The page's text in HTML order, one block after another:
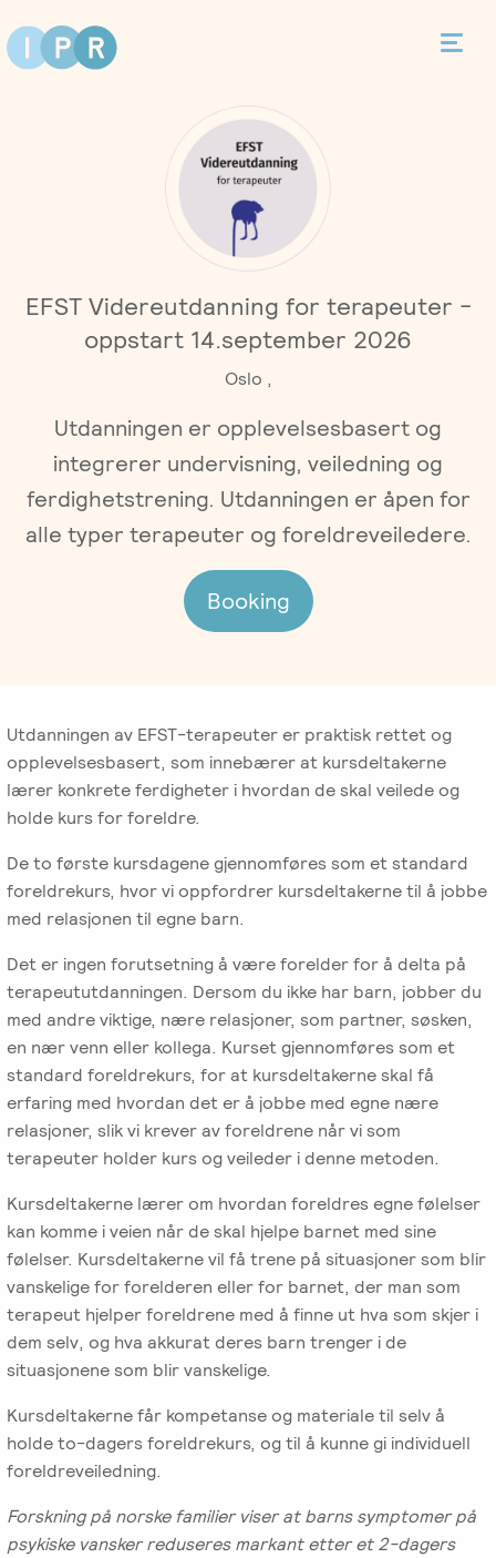
Individualterapi
Foreldreveiledning
Gruppeterapi
Arbeidsrettet
behandling
Priser
Bergen
Oslo
Kurs
Trykk
EFT
-
Spesialistutdanning
for
EFT
-
Videreutdanning
for
terapeuter
EFST
-
Videreutdanning
for
terapeuter
EFT-
C
-
i
parterapi
Emosjonsfokusert
foreldrekurs
Om oss
IPR
Innsikt
ved
IPR
Videoer
om
følelser
Psyflix
Ofte
stilte
spørsmål
Spisskompetanse
(EFT)
Sakkyndig
arbeid
Forskning
i
EFT
Arbeidsrettet
behandling
Adopsjonsrapport
Om
Norsk
Institutt
Emosjonsfokusert
Terapi
(NIEFT)
medlem
NIEFT
EFT-
terapeuter
Norge
EFST Videreutdanning for terapeuter -
oppstart 14.september 2026
Oslo ,
Utdanningen er opplevelsesbasert og
integrerer undervisning, veiledning og
ferdighetstrening. Utdanningen er åpen for
alle typer terapeuter og foreldreveiledere.
Booking
Utdanningen av EFST-terapeuter er praktisk rettet og
opplevelsesbasert, som innebærer at kursdeltakerne
lærer konkrete ferdigheter i hvordan de skal veilede og
holde kurs for foreldre.
De to første kursdagene gjennomføres som et standard
foreldrekurs, hvor vi oppfordrer kursdeltakerne til å jobbe
med relasjonen til egne barn.
Det er ingen forutsetning å være forelder for å delta på
terapeututdanningen. Dersom du ikke har barn, jobber du
med andre viktige, nære relasjoner, som partner, søsken,
en nær venn eller kollega. Kurset gjennomføres som et
standard foreldrekurs, for at kursdeltakerne skal få
erfaring med hvordan det er å jobbe med egne nære
relasjoner, slik vi krever av foreldrene når vi som
terapeuter holder kurs og veileder i denne metoden.
Kursdeltakerne lærer om hvordan foreldres egne følelser
kan komme i veien når de skal hjelpe barnet med sine
følelser. Kursdeltakerne vil få trene på situasjoner som blir
vanskelige for forelderen eller for barnet, der man som
terapeut hjelper foreldrene med å finne ut hva som skjer i
dem selv, og hva akkurat deres barn trenger i de
situasjonene som blir vanskelige.
Kursdeltakerne får kompetanse og materiale til selv å
holde to-dagers foreldrekurs, og til å kunne gi individuell
foreldreveiledning.
Forskning på norske familier viser at barns symptomer på
psykiske vansker reduseres markant etter et 2-dagers